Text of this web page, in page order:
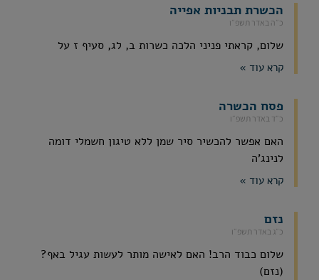
הכשרת תבניות אפייה
כ״ה באדר תשפ״ו
שלום, קראתי פניני הלכה כשרות ב, לג, סעיף ז על
קרא עוד »
פסח הכשרה
כ״ד באדר תשפ״ו
האם אפשר להכשיר סיר שמן ללא טיגון חשמלי דומה
לנינג'ה
קרא עוד »
נזם
כ״ג באדר תשפ״ו
שלום כבוד הרב! האם לאישה מותר לעשות עגיל באף?
(נזם)